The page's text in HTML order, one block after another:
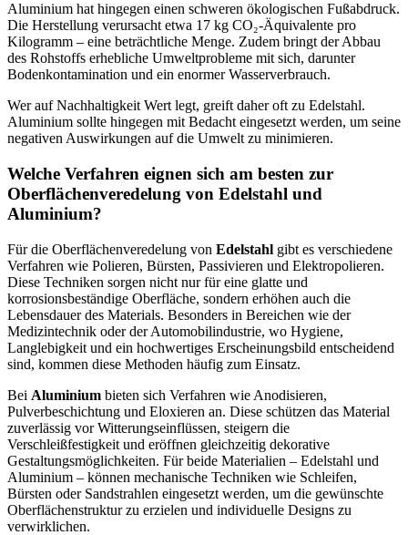
Aluminium hat hingegen einen schweren ökologischen Fußabdruck.
Die Herstellung verursacht etwa 17 kg CO₂-Äquivalente pro
Kilogramm – eine beträchtliche Menge. Zudem bringt der Abbau
des Rohstoffs erhebliche Umweltprobleme mit sich, darunter
Bodenkontamination und ein enormer Wasserverbrauch.
Wer auf Nachhaltigkeit Wert legt, greift daher oft zu Edelstahl.
Aluminium sollte hingegen mit Bedacht eingesetzt werden, um seine
negativen Auswirkungen auf die Umwelt zu minimieren.
Welche Verfahren eignen sich am besten zur
Oberflächenveredelung von Edelstahl und
Aluminium?
Für die Oberflächenveredelung von Edelstahl gibt es verschiedene
Verfahren wie Polieren, Bürsten, Passivieren und Elektropolieren.
Diese Techniken sorgen nicht nur für eine glatte und
korrosionsbeständige Oberfläche, sondern erhöhen auch die
Lebensdauer des Materials. Besonders in Bereichen wie der
Medizintechnik oder der Automobilindustrie, wo Hygiene,
Langlebigkeit und ein hochwertiges Erscheinungsbild entscheidend
sind, kommen diese Methoden häufig zum Einsatz.
Bei Aluminium bieten sich Verfahren wie Anodisieren,
Pulverbeschichtung und Eloxieren an. Diese schützen das Material
zuverlässig vor Witterungseinflüssen, steigern die
Verschleißfestigkeit und eröffnen gleichzeitig dekorative
Gestaltungsmöglichkeiten. Für beide Materialien – Edelstahl und
Aluminium – können mechanische Techniken wie Schleifen,
Bürsten oder Sandstrahlen eingesetzt werden, um die gewünschte
Oberflächenstruktur zu erzielen und individuelle Designs zu
verwirklichen.